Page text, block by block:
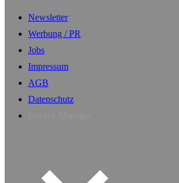
Newsletter
Werbung / PR
Jobs
Impressum
AGB
Datenschutz